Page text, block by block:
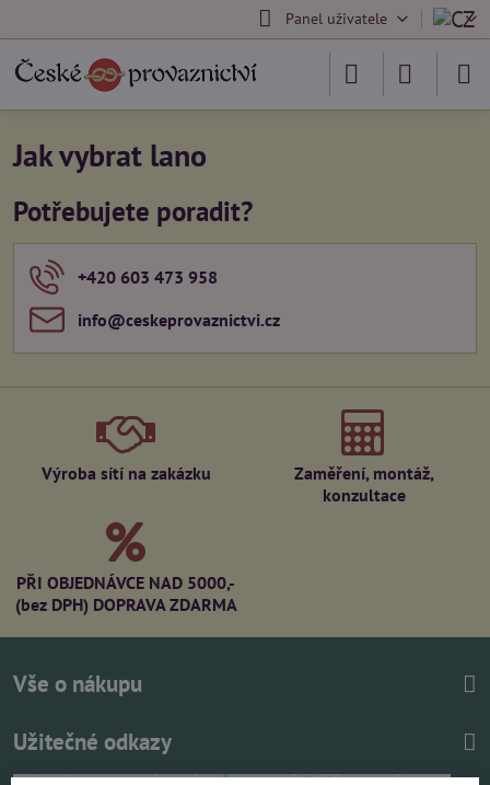
Panel uživatele
Jak vybrat lano
Potřebujete poradit?
+420 603 473 958
info​@ceskeprovaznictvi​.cz
Výroba sítí na zakázku
Zaměření, montáž,
konzultace
PŘI OBJEDNÁVCE NAD 5000,-
(bez DPH) DOPRAVA ZDARMA
Vše o nákupu
Užitečné odkazy